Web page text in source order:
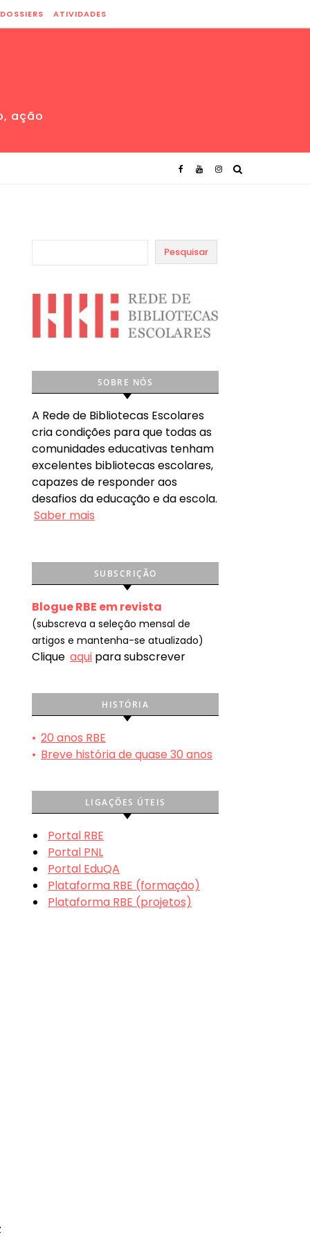
DOSSIERS ATIVIDADES
ação
Pesquisar
SOBRE NÓS
A Rede de Bibliotecas Escolares
cria condições para que todas as
comunidades educativas tenham
excelentes bibliotecas escolares,
capazes de responder aos
desafios da educação e da escola.
Saber mais
SUBSCRIÇÃO
Blogue RBE em revista
(subscreva a seleção mensal de
artigos e mantenha-se atualizado)
Clique aqui para subscrever
HISTÓRIA
• 20 anos RBE
• Breve história de quase 30 anos
LIGAÇÕES ÚTEIS
Portal RBE
Portal PNL
Portal EduQA
Plataforma RBE (formação)
Plataforma RBE (projetos)